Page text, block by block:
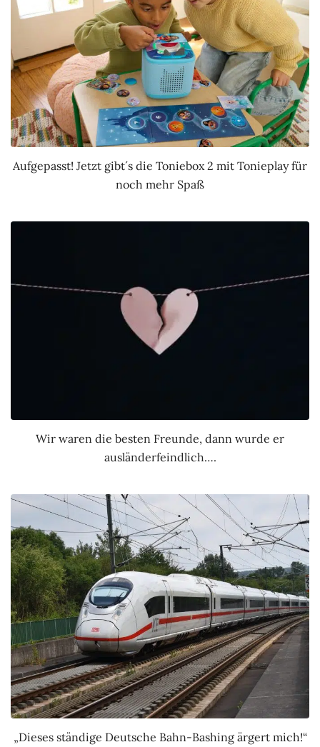
Aufgepasst! Jetzt gibt´s die Toniebox 2 mit Tonieplay für
noch mehr Spaß
Wir waren die besten Freunde, dann wurde er
ausländerfeindlich….
„Dieses ständige Deutsche Bahn-Bashing ärgert mich!“